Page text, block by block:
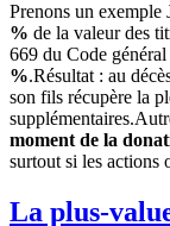
Prenons un exemple
% de la valeur des
669 du Code
%.Résultat : au
son fils récupère la
moment de la
surtout si les actions
La plus-